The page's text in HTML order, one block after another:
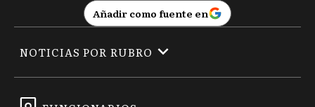
Añadir como fuente en
NOTICIAS POR RUBRO